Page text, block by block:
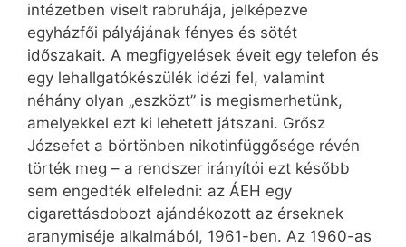
intézetben viselt rabruhája, jelképezve
egyházfői pályájának fényes és sötét
időszakait. A megfigyelések éveit egy telefon és
egy lehallgatókészülék idézi fel, valamint
néhány olyan „eszközt” is megismerhetünk,
amelyekkel ezt ki lehetett játszani. Grősz
Józsefet a börtönben nikotinfüggősége révén
törték meg – a rendszer irányítói ezt később
sem engedték elfeledni: az ÁEH egy
cigarettásdobozt ajándékozott az érseknek
aranymiséje alkalmából, 1961-ben. Az 1960-as